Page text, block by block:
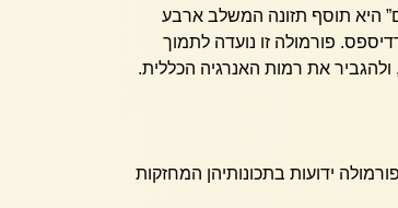
היא תוסף תזונה המשלב ארבע
פורמולה זו נועדה לתמוך
ולהגביר את רמות האנרגיה הכללית.
ידועות בתכונותיהן המחזקות